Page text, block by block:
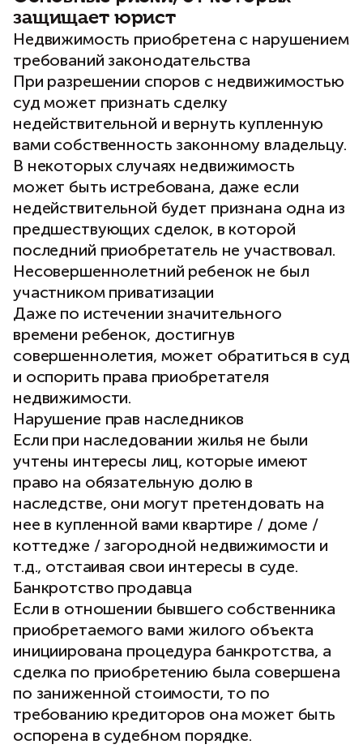
защищает юрист
Недвижимость приобретена с нарушением
требований законодательства
При разрешении споров с недвижимостью
суд может признать сделку
недействительной и вернуть купленную
вами собственность законному владельцу.
В некоторых случаях недвижимость
может быть истребована, даже если
недействительной будет признана одна из
предшествующих сделок, в которой
последний приобретатель не участвовал.
Несовершеннолетний ребенок не был
участником приватизации
Даже по истечении значительного
времени ребенок, достигнув
совершеннолетия, может обратиться в суд
и оспорить права приобретателя
недвижимости.
Нарушение прав наследников
Если при наследовании жилья не были
учтены интересы лиц, которые имеют
право на обязательную долю в
наследстве, они могут претендовать на
нее в купленной вами квартире / доме /
коттедже / загородной недвижимости и
т.д., отстаивая свои интересы в суде.
Банкротство продавца
Если в отношении бывшего собственника
приобретаемого вами жилого объекта
инициирована процедура банкротства, а
сделка по приобретению была совершена
по заниженной стоимости, то по
требованию кредиторов она может быть
оспорена в судебном порядке.